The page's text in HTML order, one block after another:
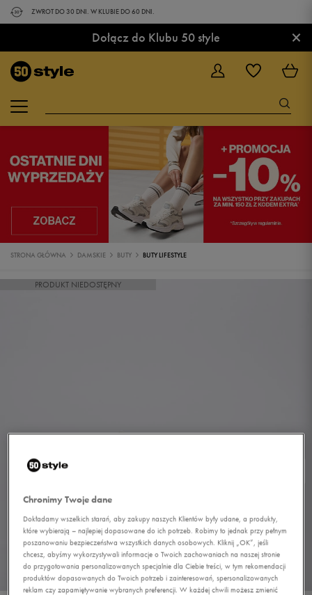
ZWROT DO 30 DNI. W KLUBIE DO 60 DNI.
Dołącz do Klubu 50 style ×
STRONA GŁÓWNA DAMSKIE BUTY BUTY LIFESTYLE
PRODUKT NIEDOSTĘPNY
Chronimy Twoje dane
Dokładamy wszelkich starań, aby zakupy naszych Klientów były udane, a produkty,
które wybierają – najlepiej dopasowane do ich potrzeb. Robimy to jednak przy pełnym
poszanowaniu bezpieczeństwa wszystkich danych osobowych. Kliknij „OK”, jeśli
chcesz, abyśmy wykorzystywali informacje o Twoich zachowaniach na naszej stronie
do przygotowania personalizowanych specjalnie dla Ciebie treści, w tym rekomendacji
produktów dopasowanych do Twoich potrzeb i zainteresowań, spersonalizowanych
reklam czy zapamiętywanie wybranych preferencji. W każdej chwili możesz zmienić